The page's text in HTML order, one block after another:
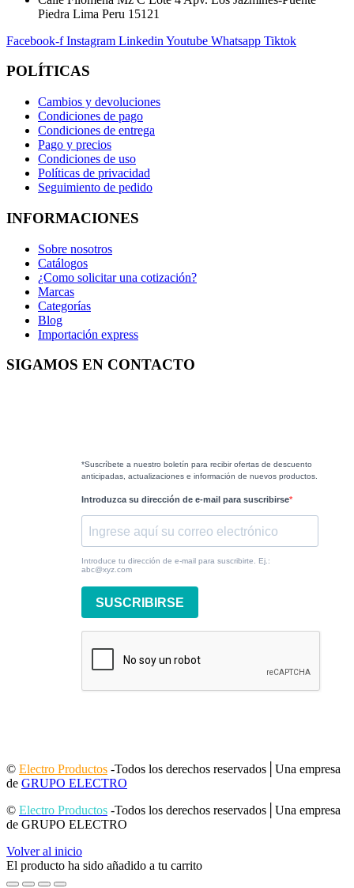
Piedra Lima Peru 15121
Facebook-f Instagram Linkedin Youtube Whatsapp Tiktok
POLÍTICAS
Cambios y devoluciones
Condiciones de pago
Condiciones de entrega
Pago y precios
Condiciones de uso
Políticas de privacidad
Seguimiento de pedido
INFORMACIONES
Sobre nosotros
Catálogos
¿Como solicitar una cotización?
Marcas
Categorías
Blog
Importación express
SIGAMOS EN CONTACTO
*Suscríbete a nuestro boletín para recibir ofertas de descuento
anticipadas, actualizaciones e información de nuevos productos.
Introduzca su dirección de e-mail para suscribirse
Introduce tu dirección de e-mail para suscribirte. Ej.:
abc@xyz.com
SUSCRIBIRSE
© Electro Productos -Todos los derechos reservados│Una empresa
de GRUPO ELECTRO
© Electro Productos -Todos los derechos reservados│Una empresa
de GRUPO ELECTRO
Volver al inicio
El producto ha sido añadido a tu carrito